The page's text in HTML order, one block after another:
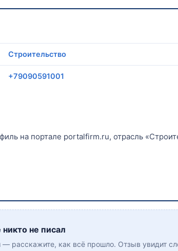
Строительство
+79090591001
на портале portalfirm.ru, отрасль
не писал
— расскажите, как всё прошло. Отзыв увидит